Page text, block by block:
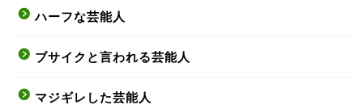
ハーフな芸能人
ブサイクと言われる芸能人
マジギレした芸能人